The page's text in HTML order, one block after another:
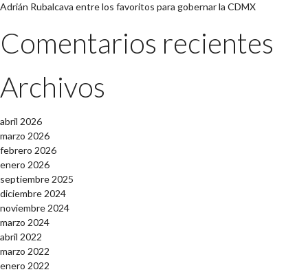
Adrián Rubalcava entre los favoritos para gobernar la CDMX
Comentarios recientes
Archivos
abril 2026
marzo 2026
febrero 2026
enero 2026
septiembre 2025
diciembre 2024
noviembre 2024
marzo 2024
abril 2022
marzo 2022
enero 2022